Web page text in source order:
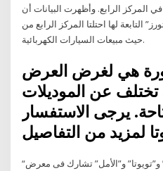
المركز الرابع. وأظهرت البيانات أن
التابعة لها احتلتا المركز الرابع من
حيث مبيعات السيارات الكهربائية.
هي لغرض العرض
عن الموديلات
يرجى الاستفسار
“جنرال موتورز” و”غبور” و”نيسان” و”تويوتا” و”الأمل” تشارك فى معرض